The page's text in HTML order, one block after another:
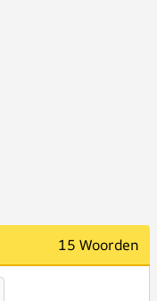
15 Woorden